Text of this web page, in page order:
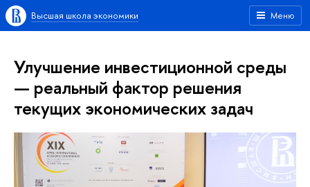
Меню
Высшая школа экономики
Улучшение инвестиционной среды
— реальный фактор решения
текущих экономических задач